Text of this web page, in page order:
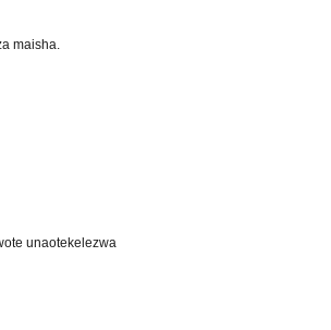
maisha.
unaotekelezwa